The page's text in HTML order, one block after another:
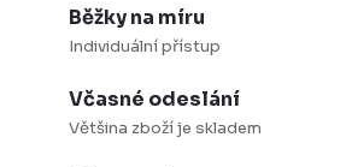
Běžky na míru
Individuální přístup
Včasné odeslání
Většina zboží je skladem